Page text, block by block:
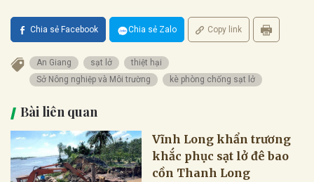
Chia sẻ Facebook Chia sẻ Zalo Copy link
An Giang sạt lở
thiệt hại
Sở Nông nghiệp và Môi trường
kè phòng chống sạt lở
Bài liên quan
Vĩnh Long khẩn trương
khắc phục sạt lở đê bao
cồn Thanh Long